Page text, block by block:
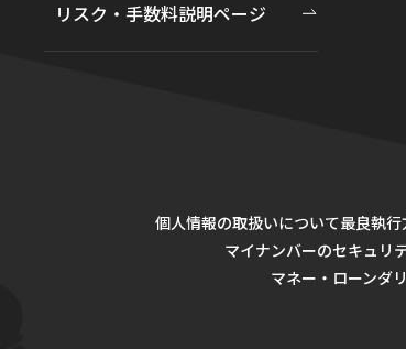
リスク・手数料説明ページ
個人情報の取扱いについて最良執行
マイナンバーのセキュリ
マネー・ローンダ